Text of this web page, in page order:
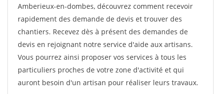
Amberieux-en-dombes, découvrez comment recevoir
rapidement des demande de devis et trouver des
chantiers. Recevez dès à présent des demandes de
devis en rejoignant notre service d'aide aux artisans.
Vous pourrez ainsi proposer vos services à tous les
particuliers proches de votre zone d'activité et qui
auront besoin d'un artisan pour réaliser leurs travaux.